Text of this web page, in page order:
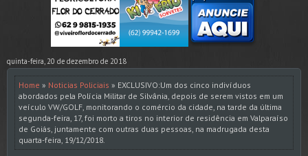
quinta-feira, 20 de dezembro de 2018
Home » Noticias Policiais » EXCLUSIVO:Um dos cinco indivíduos
abordados pela Polícia Militar de Silvânia, depois de serem vistos em um
veículo VW/GOLF, monitorando o comércio da cidade, na tarde da última
segunda-feira, 17, foi morto a tiros no interior de residência em Valparaíso
de Goiás, juntamente com outras duas pessoas, na madrugada desta
quarta-feira, 19/12/2018.